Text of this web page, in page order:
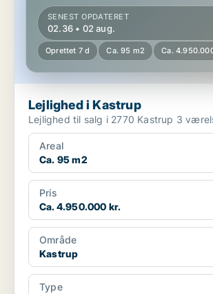
SENEST OPDATERET
02.36 • 02 aug.
Oprettet 7 d Ca. 95 m2 Ca.
Lejlighed i Kastrup
Lejlighed til salg i 2770
Areal
Ca. 95 m2
Pris
Ca. 4.950.000 kr.
Område
Kastrup
Type